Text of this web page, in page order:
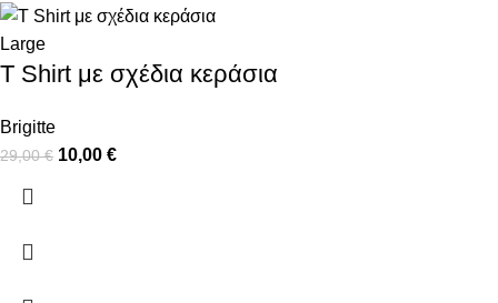
Large
T Shirt με σχέδια κεράσια
Brigitte
29,00€ 10,00 €